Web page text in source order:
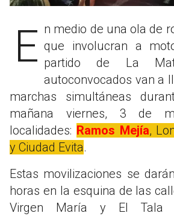
En medio de una ola de robos (sobre todo que involucran a
partido de La
autoconvocados van a
marchas simultáneas
mañana viernes, 3 de
localidades: Ramos Mejía,
y Ciudad Evita.
Estas movilizaciones se
horas en la esquina de las
Virgen María y El Tala